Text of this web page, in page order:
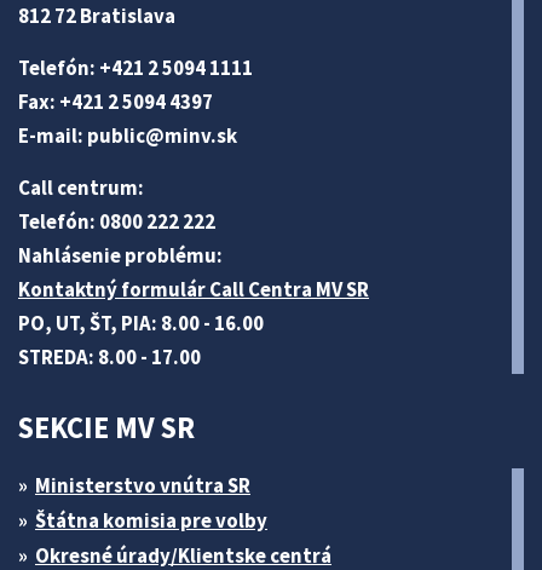
812 72 Bratislava
Telefón: +421 2 5094 1111
Fax: +421 2 5094 4397
E-mail: public@minv.sk
Call centrum:
Telefón: 0800 222 222
Nahlásenie problému:
Kontaktný formulár Call Centra MV SR
PO, UT, ŠT, PIA: 8.00 - 16.00
STREDA: 8.00 - 17.00
SEKCIE MV SR
Ministerstvo vnútra SR
Štátna komisia pre volby
Okresné úrady/Klientske centrá